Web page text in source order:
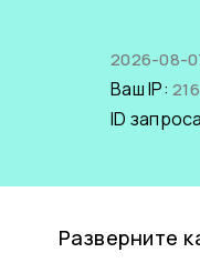
2026-08-
Ваш IP:
ID
Разверните